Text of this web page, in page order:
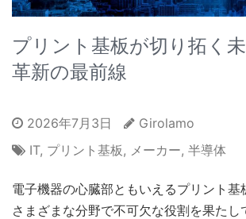
プリント基板が切り拓く
革新の最前線
2026年7月3日
Girolamo
IT, プリント基板 , メーカー, 半導体
電子機器の心臓部ともいえるプリント基
さまざまな分野で不可欠な役割を果たし